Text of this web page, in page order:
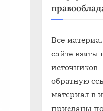
Все
сайте взяты
источников
обратную
материал в
присланы